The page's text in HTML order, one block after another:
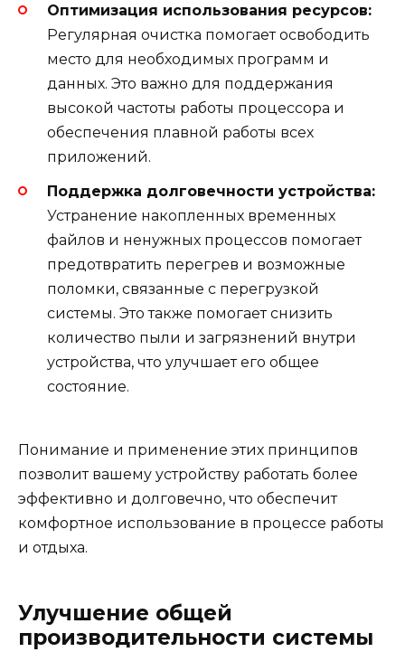
Оптимизация использования ресурсов:
Регулярная очистка помогает освободить
место для необходимых программ и
данных. Это важно для поддержания
высокой частоты работы процессора и
обеспечения плавной работы всех
приложений.
Поддержка долговечности устройства:
Устранение накопленных временных
файлов и ненужных процессов помогает
предотвратить перегрев и возможные
поломки, связанные с перегрузкой
системы. Это также помогает снизить
количество пыли и загрязнений внутри
устройства, что улучшает его общее
состояние.
Понимание и применение этих принципов
позволит вашему устройству работать более
эффективно и долговечно, что обеспечит
комфортное использование в процессе работы
и отдыха.
Улучшение общей
производительности системы